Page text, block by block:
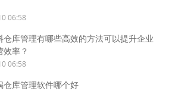
06:58
仓库管理有哪些高效的方法可以提升企业
效率？
06:58
仓库管理软件哪个好